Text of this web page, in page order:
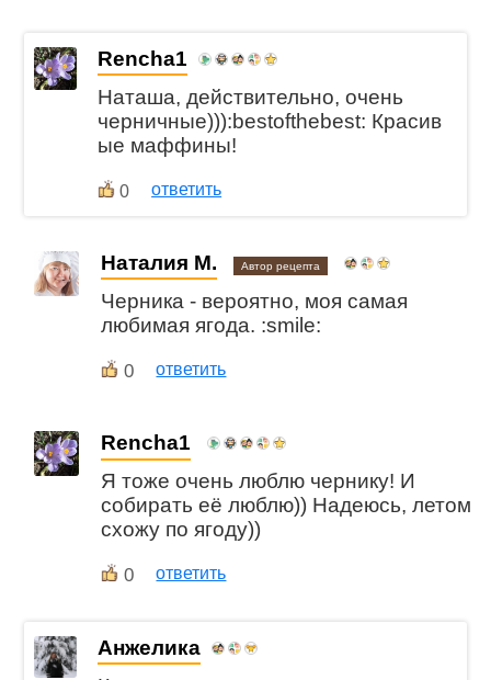
Rencha1
Наташа, действительно, очень
черничные))):bestofthebest: Красив
ые маффины!
0 ответить
Наталия М. Автор рецепта
Черника - вероятно, моя самая
любимая ягода. :smile:
0 ответить
Rencha1
Я тоже очень люблю чернику! И
собирать её люблю)) Надеюсь, летом
схожу по ягоду))
0 ответить
Анжелика